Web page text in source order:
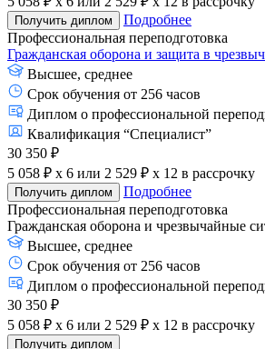
Получить диплом
Подробнее
Профессиональная переподготовка
Гражданская оборона и защита в
Высшее, среднее
Срок обучения от 256 часов
Диплом о профессиональной
Квалификация “Специалист”
30 350 ₽
5 058 ₽ x 6 или 2 529 ₽ x 12 в рассрочку
Получить диплом
Подробнее
Профессиональная переподготовка
Гражданская оборона и чрезвычайные
Высшее, среднее
Срок обучения от 256 часов
Диплом о профессиональной
30 350 ₽
5 058 ₽ x 6 или 2 529 ₽ x 12 в рассрочку
Получить диплом